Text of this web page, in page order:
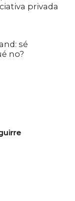
privada
sé
no?